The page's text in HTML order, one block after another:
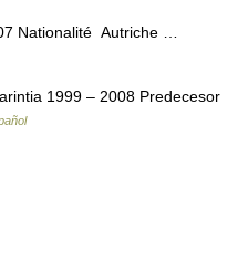
Nationalité Autriche …
1999 – 2008 Predecesor